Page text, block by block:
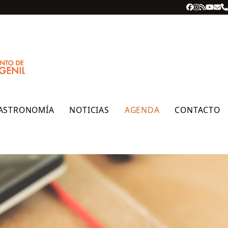
Facebook
RSS
NOTICIAS AGENDA CONTACTO